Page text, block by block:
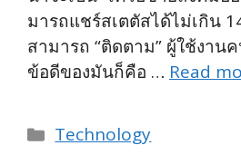
มารถแชร์สเตตัสได้ไม่เกิน
สามารถ “ติดตาม” ผู้ใช้งาน
ข้อดีของมันก็คือ … Read
Categories
Technology